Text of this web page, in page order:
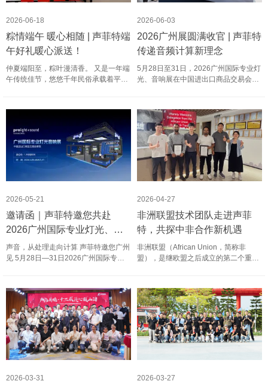
2026-06-18
粽情端午 暖心相随 | 声菲特端
午好礼暖心派送！
仲夏端阳至，粽叶漫清香。 又是一年端
午传统佳节，悠悠千年民俗承载着平安
心筹备了专属端午节日好礼。 一路走
2026-06-03
2026广州展圆满收官 | 声菲特
传递音频计算新理念
5月28日至31日，2026广州国际专业灯
光、音响展在中国进出口商品交易会展
术与核心品牌，成为产业趋势的重要窗
口。声菲特以“声音，从处理走……
2026-05-21
邀请函｜声菲特邀您共赴
2026广州国际专业灯光、音
响展览会
声音，从处理走向计算 声菲特邀您广州
见 5月28日—31日2026广州国际专业
函｜声菲特邀您共赴2026广州国际专业
灯光、音响展览会 11……
2026-04-27
非洲联盟技术团队走进声菲
特，共探中非合作新机遇
非洲联盟（African Union，简称非
盟），是继欧盟之后成立的第二个重要
个非洲成员国，总部位于埃塞俄比亚首
都亚的斯亚贝巴，是非洲大陆政治……
2026-03-31 2026-03-27